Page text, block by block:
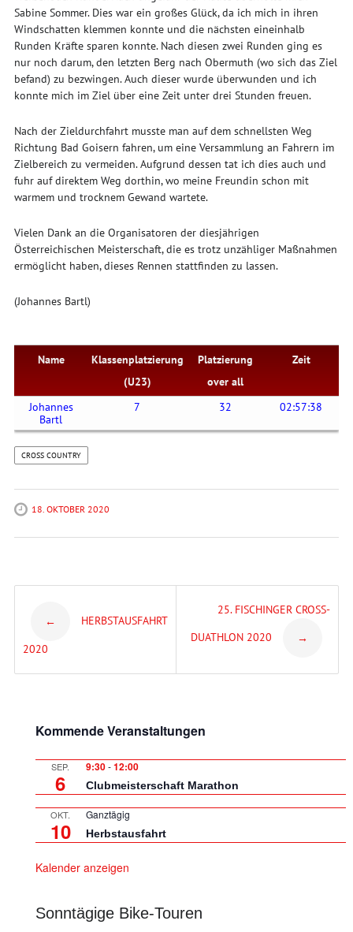
Sabine Sommer. Dies war ein großes Glück, da ich mich in ihren
Windschatten klemmen konnte und die nächsten eineinhalb
Runden Kräfte sparen konnte. Nach diesen zwei Runden ging es
nur noch darum, den letzten Berg nach Obermuth (wo sich das Ziel
befand) zu bezwingen. Auch dieser wurde überwunden und ich
konnte mich im Ziel über eine Zeit unter drei Stunden freuen.
Nach der Zieldurchfahrt musste man auf dem schnellsten Weg
Richtung Bad Goisern fahren, um eine Versammlung an Fahrern im
Zielbereich zu vermeiden. Aufgrund dessen tat ich dies auch und
fuhr auf direktem Weg dorthin, wo meine Freundin schon mit
warmem und trocknem Gewand wartete.
Vielen Dank an die Organisatoren der diesjährigen
Österreichischen Meisterschaft, die es trotz unzähliger Maßnahmen
ermöglicht haben, dieses Rennen stattfinden zu lassen.
(Johannes Bartl)
Name
Klassenplatzierung
(U23)
Platzierung
over all
Zeit
Johannes
Bartl
7 32 02:57:38
CROSS COUNTRY
18. OKTOBER 2020
navigation
← HERBSTAUSFAHRT
2020
25. FISCHINGER CROSS-
DUATHLON 2020
→
Kommende Veranstaltungen
SEP.
6
9:30-12:00
Clubmeisterschaft Marathon
OKT.
10
Ganztägig
Herbstausfahrt
Kalender anzeigen
Sonntägige Bike-Touren